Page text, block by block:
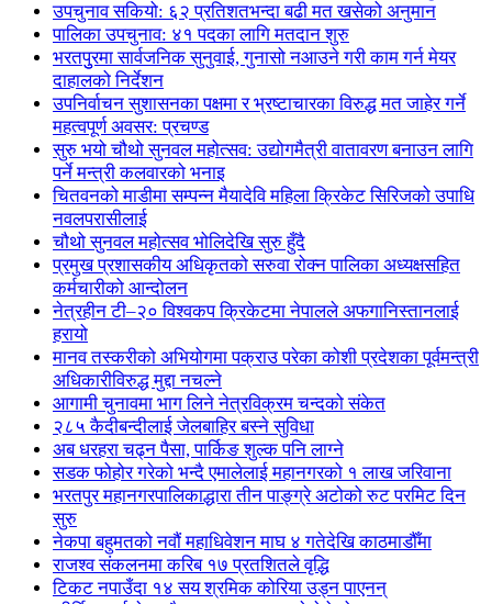
उपचुनाव सकियो: ६२ प्रतिशतभन्दा बढी मत खसेको अनुमान
पालिका उपचुनाव: ४१ पदका लागि मतदान शुरु
भरतपुुरमा सार्वजनिक सुनुवाई, गुनासो नआउने गरी काम गर्न मेयर
दाहालको निर्देशन
उपनिर्वाचन सुशासनका पक्षमा र भ्रष्टाचारका विरुद्ध मत जाहेर गर्ने
महत्वपूर्ण अवसर: प्रचण्ड
सुरु भयो चौथो सुनवल महोत्सव: उद्योगमैत्री वातावरण बनाउन लागि
पर्ने मन्त्री कलवारको भनाइ
चितवनको माडीमा सम्पन्न मैयादेवि महिला क्रिकेट सिरिजको उपाधि
नवलपरासीलाई
चौथो सुनवल महोत्सव भोलिदेखि सुरु हुँदै
प्रमुख प्रशासकीय अधिकृतको सरुवा रोक्न पालिका अध्यक्षसहित
कर्मचारीको आन्दोलन
नेत्रहीन टी–२० विश्वकप क्रिकेटमा नेपालले अफगानिस्तानलाई
हरायो
मानव तस्करीको अभियोगमा पक्राउ परेका कोशी प्रदेशका पूर्वमन्त्री
अधिकारीविरुद्ध मुद्दा नचल्ने
आगामी चुनावमा भाग लिने नेत्रविक्रम चन्दको संकेत
२८५ कैदीबन्दीलाई जेलबाहिर बस्ने सुविधा
अब धरहरा चढ्न पैसा, पार्किङ शुल्क पनि लाग्ने
सडक फोहोर गरेको भन्दै एमालेलाई महानगरको १ लाख जरिवाना
भरतपुर महानगरपालिकाद्धारा तीन पाङ्ग्रे अटोको रुट परमिट दिन
सुरु
नेकपा बहुमतको नवौं महाधिवेशन माघ ४ गतेदेखि काठमाडौँमा
राजश्व संकलनमा करिब १७ प्रतशितले वृद्धि
टिकट नपाउँदा १४ सय श्रमिक कोरिया उड्न पाएनन्